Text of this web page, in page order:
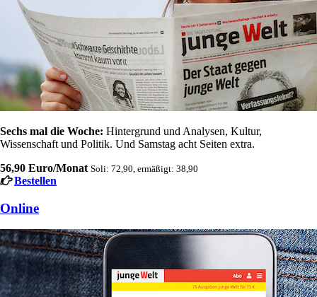
Sechs mal die Woche: Hintergrund und Analysen, Kultur,
Wissenschaft und Politik. Und Samstag acht Seiten extra.
56,90 Euro/Monat Soli: 72,90, ermäßigt: 38,90
Bestellen
Online